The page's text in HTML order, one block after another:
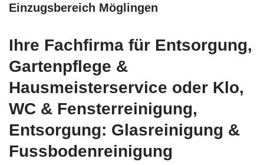
Einzugsbereich Möglingen
Ihre Fachfirma für Entsorgung,
Gartenpflege &
Hausmeisterservice oder Klo,
WC & Fensterreinigung,
Entsorgung: Glasreinigung &
Fussbodenreinigung